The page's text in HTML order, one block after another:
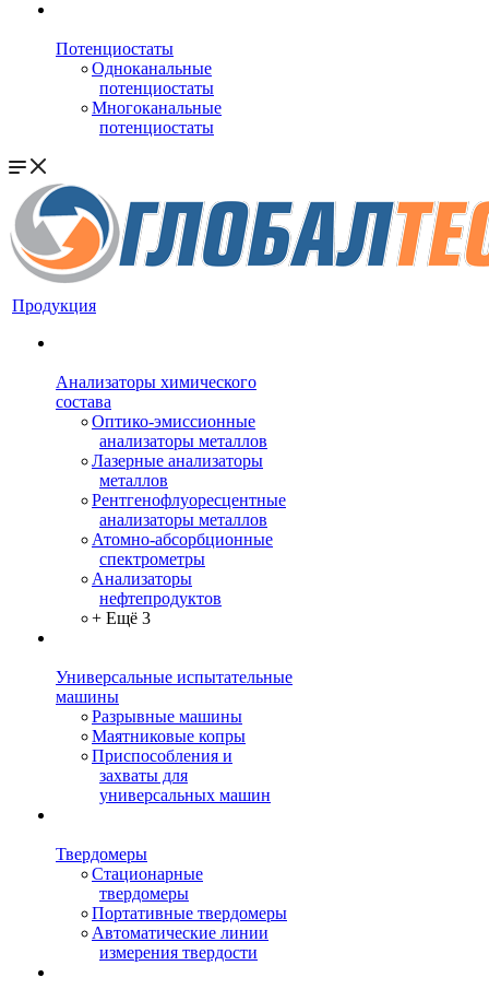
Потенциостаты
Одноканальные
потенциостаты
Многоканальные
потенциостаты
Продукция
Анализаторы химического
состава
Оптико-эмиссионные
анализаторы металлов
Лазерные анализаторы
металлов
Рентгенофлуоресцентные
анализаторы металлов
Атомно-абсорбционные
спектрометры
Анализаторы
нефтепродуктов
+ Ещё 3
Универсальные испытательные
машины
Разрывные машины
Маятниковые копры
Приспособления и
захваты для
универсальных машин
Твердомеры
Стационарные
твердомеры
Портативные твердомеры
Автоматические линии
измерения твердости